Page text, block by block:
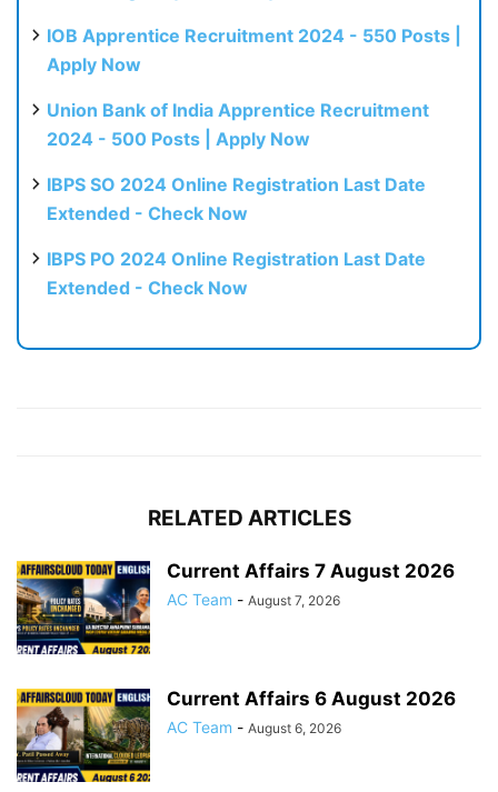
IOB Apprentice Recruitment 2024 - 550 Posts |
Apply Now
Union Bank of India Apprentice Recruitment
2024 - 500 Posts | Apply Now
IBPS SO 2024 Online Registration Last Date
Extended - Check Now
IBPS PO 2024 Online Registration Last Date
Extended - Check Now
RELATED ARTICLES
Current Affairs 7 August 2026
AC Team - August 7, 2026
Current Affairs 6 August 2026
AC Team - August 6, 2026